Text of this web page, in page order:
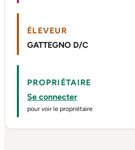
ÉLEVEUR
GATTEGNO D/C
PROPRIÉTAIRE
Se connecter
pour voir le propriétaire